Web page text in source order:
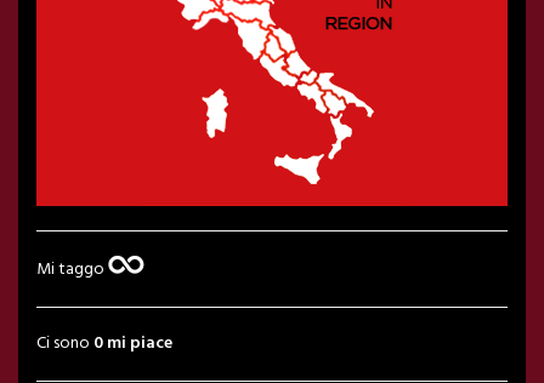
Mi taggo
Ci sono 0 mi piace